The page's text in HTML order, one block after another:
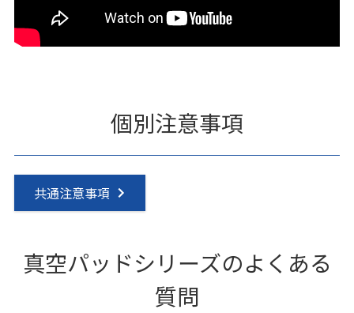
個別注意事項
共通注意事項
真空パッドシリーズのよくある
質問